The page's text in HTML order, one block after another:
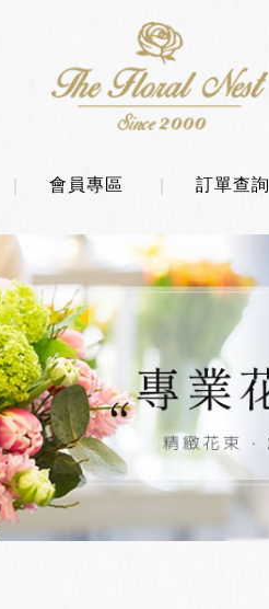
會員專區 訂單查詢